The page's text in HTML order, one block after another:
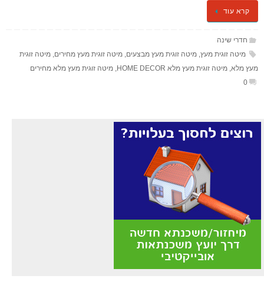
קרא עוד
חדרי שינה
מיטה זוגית מעץ, מיטה זוגית מעץ מבצעים מיטה זוגית מעץ מחירים מיטה זוגית
מעץ מלא מיטה זוגית מעץ מלא HOME DECOR
מיטה זוגית מעץ מלא מחירים
0